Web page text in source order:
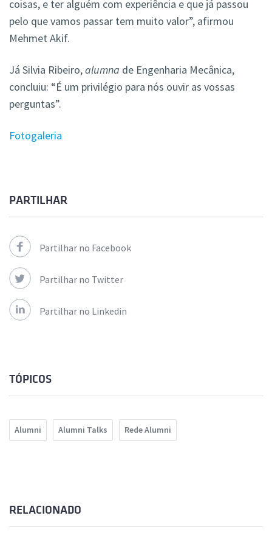
coisas, e ter alguém com experiência e que já passou
pelo que vamos passar tem muito valor”, afirmou
Mehmet Akif.
Já Silvia Ribeiro,alumna de Engenharia Mecânica,
concluiu: “É um privilégio para nós ouvir as vossas
perguntas”.
Fotogaleria
PARTILHAR
Partilhar no Facebook
Partilhar no Twitter
Partilhar no Linkedin
TÓPICOS
Alumni Alumni Talks Rede Alumni
RELACIONADO